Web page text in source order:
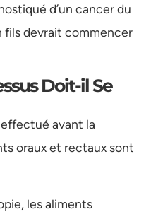
d’un cancer du
fils devrait commencer
Doit-il Se
avant la
oraux et rectaux sont
les aliments